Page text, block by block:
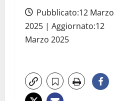
Pubblicato:12 Marzo
2025 | Aggiornato:12
Marzo 2025